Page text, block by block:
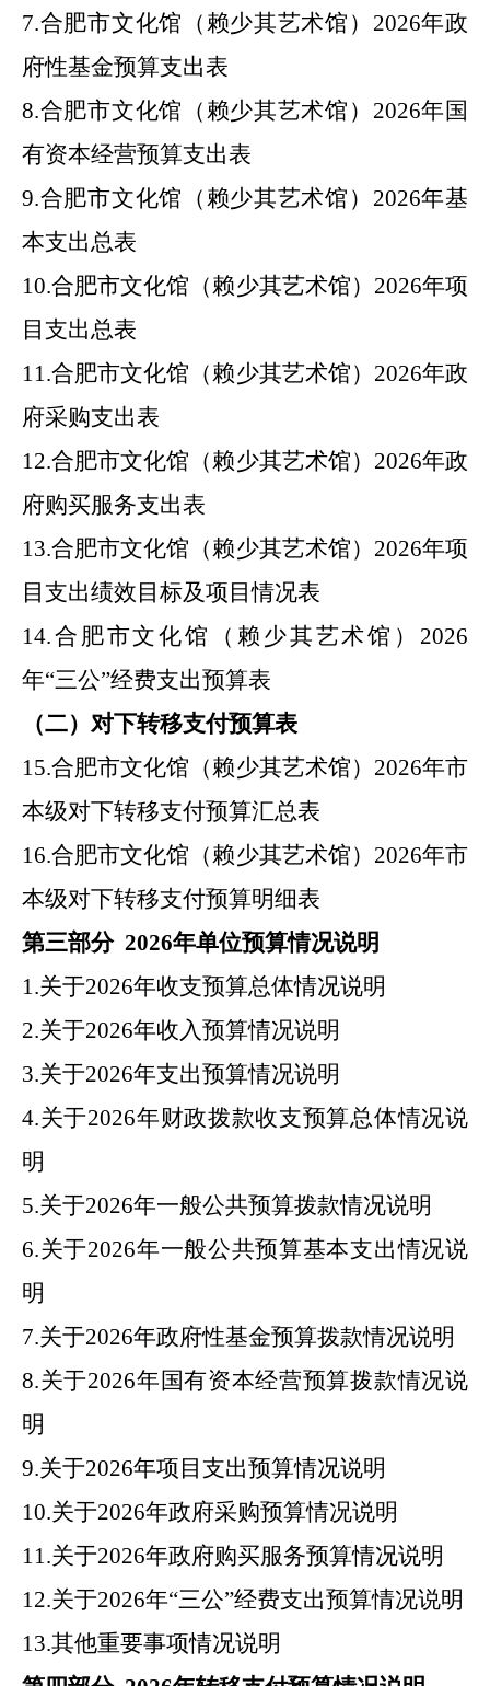
7.合肥市文化馆（赖少其艺术馆） 2026年政
府性基金预算支出表
8.合肥市文化馆（赖少其艺术馆） 2026年 国
有资本经营预算支出表
9.合肥市文化馆（赖少其艺术馆） 2026年基
本支出总表
10.合肥市文化馆（赖少其艺术馆） 2026年项
目支出总表
11.合肥市文化馆（赖少其艺术馆） 2026年政
府采购支出表
12.合肥市文化馆（赖少其艺术馆） 2026年政
府购买服务支出表
13.合肥市文化馆（赖少其艺术馆） 2026年项
目支出绩效目标及项目情况表
14.合肥市文化馆（赖少其艺术馆） 2026
年“三公”经费支出预算表
（二）对下转移支付预算表
15.合肥市文化馆（赖少其艺术馆） 2026年市
本级对下转移支付预算汇总表
16.合肥市文化馆（赖少其艺术馆） 2026年市
本级对下转移支付预算明细表
第三部分 2026年单位预算情况说明
1.关于2026年收支预算总体情况说明
2.关于2026年收入预算情况说明
3.关于2026年支出预算情况说明
4.关于2026年财政拨款收支预算总体情况说
明
5.关于2026年一般公共预算拨款情况说明
6.关于2026年一般公共预算基本支出情况说
明
7.关于2026年政府性基金预算拨款情况说明
8.关于2026年 国有资本经营预算拨款情况说
明
9.关于2026年项目支出预算情况说明
10.关于2026年政府采购预算情况说明
11.关于2026年政府购买服务预算情况说明
12.关于2026年“三公”经费支出预算情况说明
13.其他重要事项情况说明